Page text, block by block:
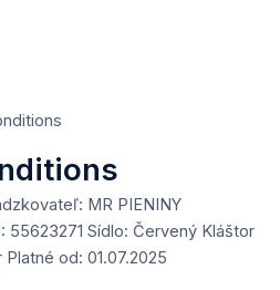
MR PIENINY
55623271 Sídlo: Červený Kláštor
od: 01.07.2025